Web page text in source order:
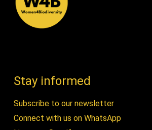
Stay informed
Subscribe to our newsletter
Connect with us on WhatsApp